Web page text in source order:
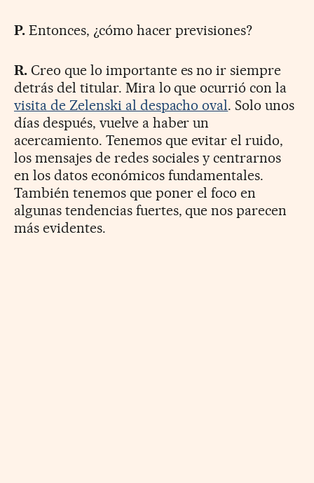
P.Entonces, ¿cómo hacer previsiones?
R.Creo que lo importante es no ir siempre
detrás del titular. Mira lo que ocurrió con la
visita de Zelenski al despacho oval. Solo unos
días después, vuelve a haber un
acercamiento. Tenemos que evitar el ruido,
los mensajes de redes sociales y centrarnos
en los datos económicos fundamentales.
También tenemos que poner el foco en
algunas tendencias fuertes, que nos parecen
más evidentes.